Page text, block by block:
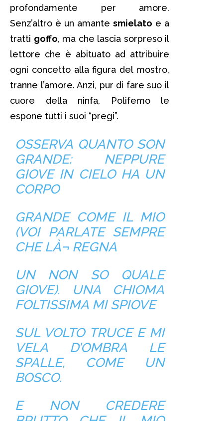
profondamente per amore.
Senz’altro è un amante smielato e a
tratti goffo, ma che lascia sorpreso il
lettore che è abituato ad attribuire
ogni concetto alla figura del mostro,
tranne l’amore. Anzi, pur di fare suo il
cuore della ninfa, Polifemo le
espone tutti i suoi “pregi”.
OSSERVA QUANTO SON
GRANDE: NEPPURE
GIOVE IN CIELO HA UN
CORPO
GRANDE COME IL MIO
(VOI PARLATE SEMPRE
CHE LÀ¬ REGNA
UN NON SO QUALE
GIOVE). UNA CHIOMA
FOLTISSIMA MI SPIOVE
SUL VOLTO TRUCE E MI
VELA D’OMBRA LE
SPALLE, COME UN
BOSCO.
E NON CREDERE